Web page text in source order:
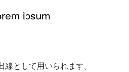
として用いられます。